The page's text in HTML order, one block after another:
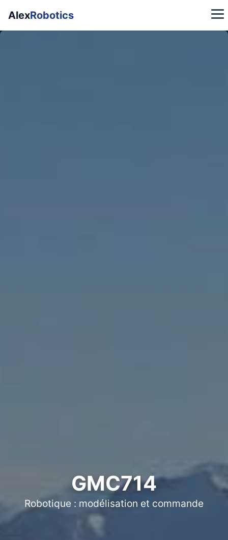
AlexRobotics
GMC714
Robotique : modélisation et commande